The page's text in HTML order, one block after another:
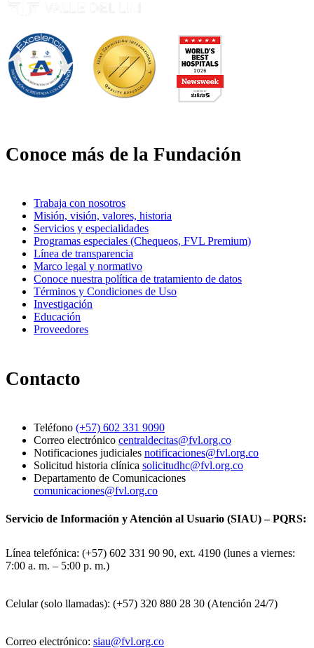
Conoce más de la Fundación
Trabaja con nosotros
Misión, visión, valores, historia
Servicios y especialidades
Programas especiales (Chequeos, FVL Premium)
Línea de transparencia
Marco legal y normativo
Conoce nuestra política de tratamiento de datos
Términos y Condiciones de Uso
Investigación
Educación
Proveedores
Contacto
Teléfono (+57) 602 331 9090
Correo electrónico centraldecitas@fvl.org.co
Notificaciones judiciales notificaciones@fvl.org.co
Solicitud historia clínica solicitudhc@fvl.org.co
Departamento de Comunicaciones
comunicaciones@fvl.org.co
Servicio de Información y Atención al Usuario (SIAU) – PQRS:
Línea telefónica: (+57) 602 331 90 90, ext. 4190 (lunes a viernes:
7:00 a. m. – 5:00 p. m.)
Celular (solo llamadas): (+57) 320 880 28 30 (Atención 24/7)
Correo electrónico: siau@fvl.org.co